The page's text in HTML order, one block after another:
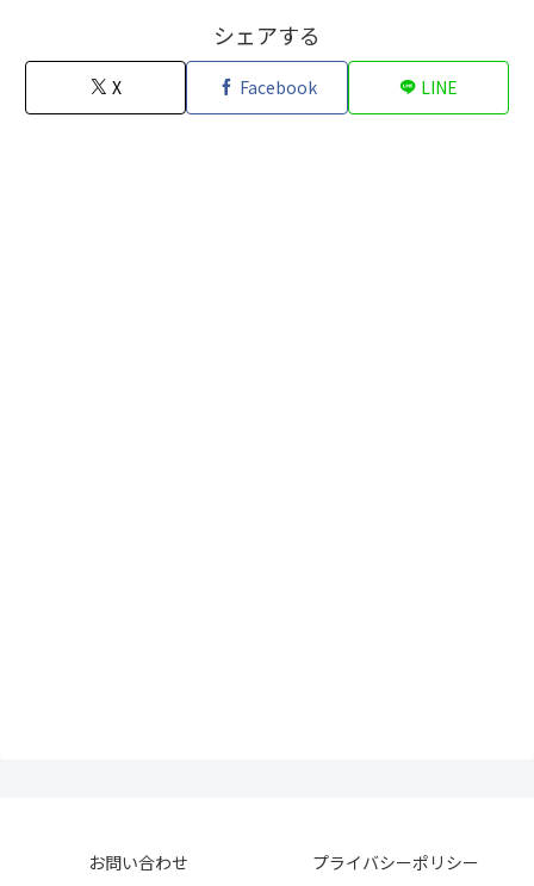
シェアする
X Facebook LINE
お問い合わせ プライバシーポリシー